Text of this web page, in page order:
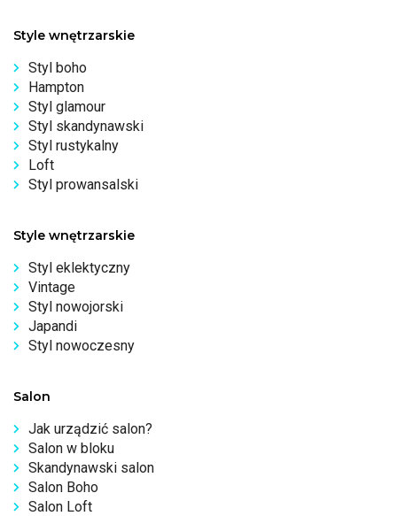
Style wnętrzarskie
Styl boho
Hampton
Styl glamour
Styl skandynawski
Styl rustykalny
Loft
Styl prowansalski
Style wnętrzarskie
Styl eklektyczny
Vintage
Styl nowojorski
Japandi
Styl nowoczesny
Salon
Jak urządzić salon?
Salon w bloku
Skandynawski salon
Salon Boho
Salon Loft